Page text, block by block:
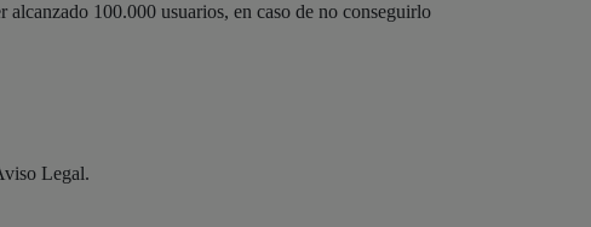
100.000 usuarios, en caso de no conseguirlo
Legal.